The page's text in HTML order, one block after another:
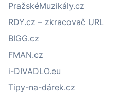
PražskéMuzikály.cz
RDY.cz – zkracovač URL
BIGG.cz
FMAN.cz
i-DIVADLO.eu
Tipy-na-dárek.cz